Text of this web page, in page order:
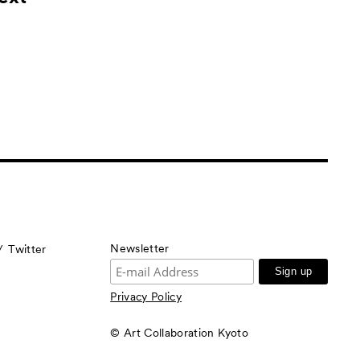
Twitter Newsletter
Privacy Policy
© Art Collaboration Kyoto